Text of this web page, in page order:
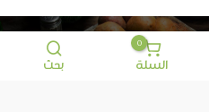
0
السلة بحث